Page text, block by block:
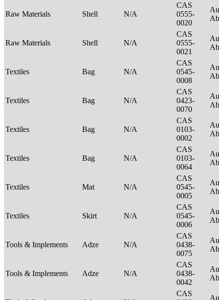
Raw Materials Shell N/A
CAS
0555-
0020
Raw Materials Shell N/A
CAS
0555-
0021
Textiles Bag N/A
CAS
0545-
0008
Textiles Bag N/A
CAS
0423-
0070
Textiles Bag N/A
CAS
0103-
0002
Textiles Bag N/A
CAS
0103-
0064
Textiles Mat N/A
CAS
0545-
0005
Textiles Skirt N/A
CAS
0545-
0006
Tools & Implements Adze N/A
CAS
0438-
0075
Tools & Implements Adze N/A
CAS
0438-
0042
CAS